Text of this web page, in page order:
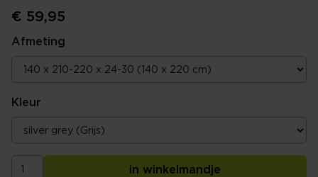
€ 59,95
Afmeting
Kleur
in winkelmandje